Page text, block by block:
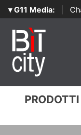
▾ G11 Media:
PRODOTTI